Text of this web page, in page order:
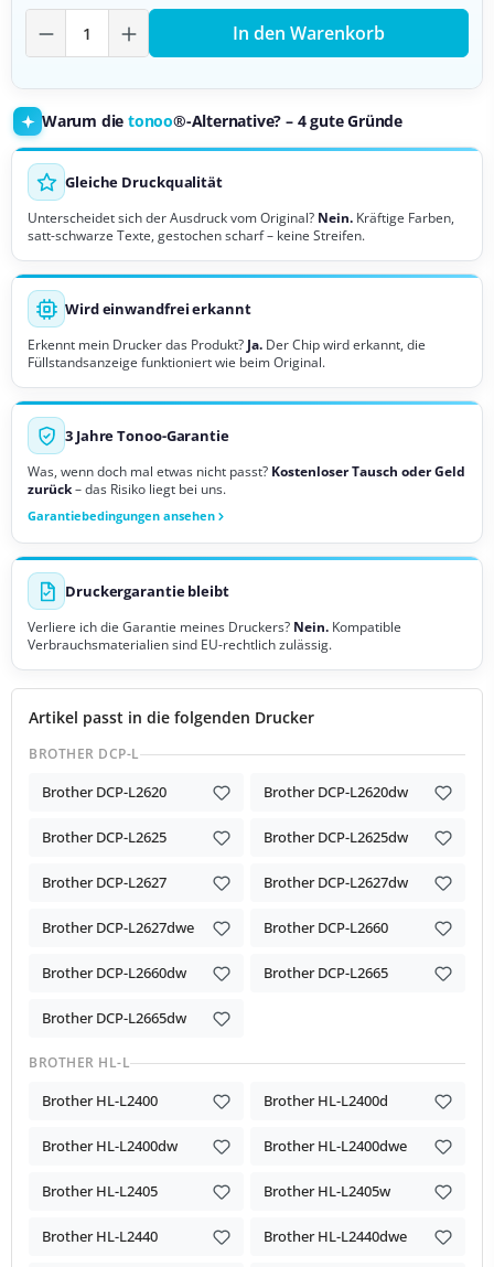
Produkt Anzahl: Gib den gewünschten
In den Warenkorb
Warum die tonoo®-Alternative? – 4 gute Gründe
Gleiche Druckqualität
Unterscheidet sich der Ausdruck vom Original? Nein. Kräftige Farben,
satt-schwarze Texte, gestochen scharf – keine Streifen.
Wird einwandfrei erkannt
Erkennt mein Drucker das Produkt? Ja. Der Chip wird erkannt, die
Füllstandsanzeige funktioniert wie beim Original.
3 Jahre Tonoo-Garantie
Was, wenn doch mal etwas nicht passt? Kostenloser Tausch oder Geld
zurück– das Risiko liegt bei uns.
Garantiebedingungen ansehen
Druckergarantie bleibt
Verliere ich die Garantie meines Druckers? Nein. Kompatible
Verbrauchsmaterialien sind EU-rechtlich zulässig.
Artikel passt in die folgenden Drucker
BROTHER DCP-L
Brother DCP-L2620 Brother DCP-L2620dw
Brother DCP-L2625 Brother DCP-L2625dw
Brother DCP-L2627 Brother DCP-L2627dw
Brother DCP-L2627dwe Brother DCP-L2660
Brother DCP-L2660dw Brother DCP-L2665
Brother DCP-L2665dw
BROTHER HL-L
Brother HL-L2400 Brother HL-L2400d
Brother HL-L2400dw Brother HL-L2400dwe
Brother HL-L2405 Brother HL-L2405w
Brother HL-L2440 Brother HL-L2440dwe